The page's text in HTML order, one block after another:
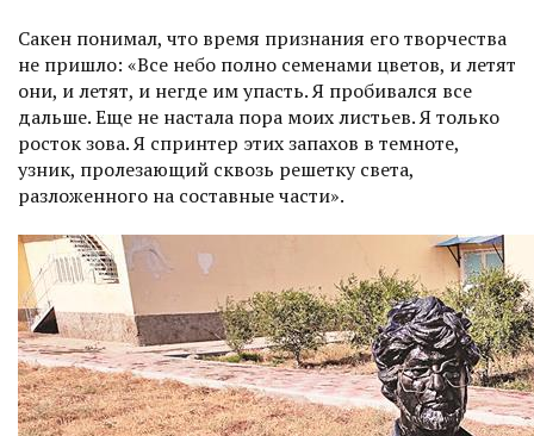
Сакен понимал, что время признания его творчества
не пришло: «Все небо полно семенами цветов, и летят
они, и летят, и негде им упасть. Я пробивался все
дальше. Еще не настала пора моих листьев. Я только
росток зова. Я спринтер этих запахов в темноте,
узник, пролезающий сквозь решетку света,
разложенного на составные части».